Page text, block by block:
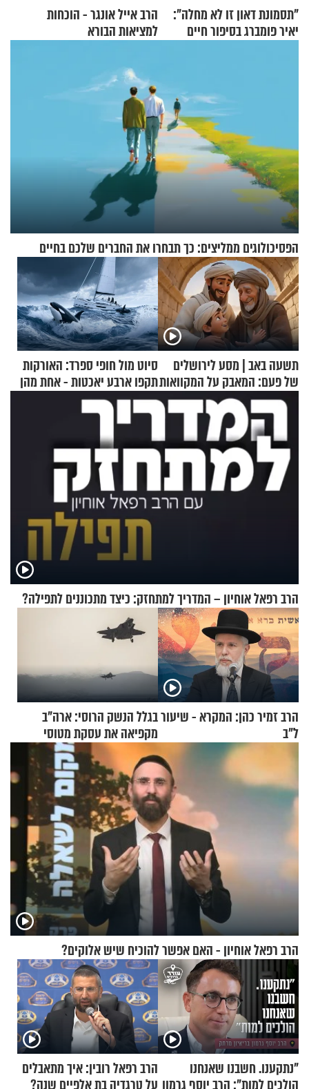
"תסמונת דאון זו לא מחלה":
יאיר פומברג בסיפור חיים
הרב אייל אונגר - הוכחות
למציאות הבורא
הפסיכולוגים ממליצים: כך תבחרו את החברים שלכם בחיים
תשעה באב | מסע לירושלים
של פעם: המאבק על המקוואות
סיוט מול חופי ספרד: האורקות
תקפו ארבע יאכטות - אחת מהן
טבעה
הרב רפאל אוחיון – המדריך למתחזק: כיצד מתכוננים לתפילה?
הרב זמיר כהן: המקרא - שיעור
ל"ב
בגלל הנשק הרוסי: ארה"ב
מקפיאה את עסקת מטוסי
הקרב לטורקיה
הרב רפאל אוחיון - האם אפשר להוכיח שיש אלוקים?
"נתקענו. חשבנו שאנחנו
הולכים למות": הרב יוסף גרמון
הרב רפאל רובין: איך מתאבלים
על טרגדיה בת אלפיים שנה?